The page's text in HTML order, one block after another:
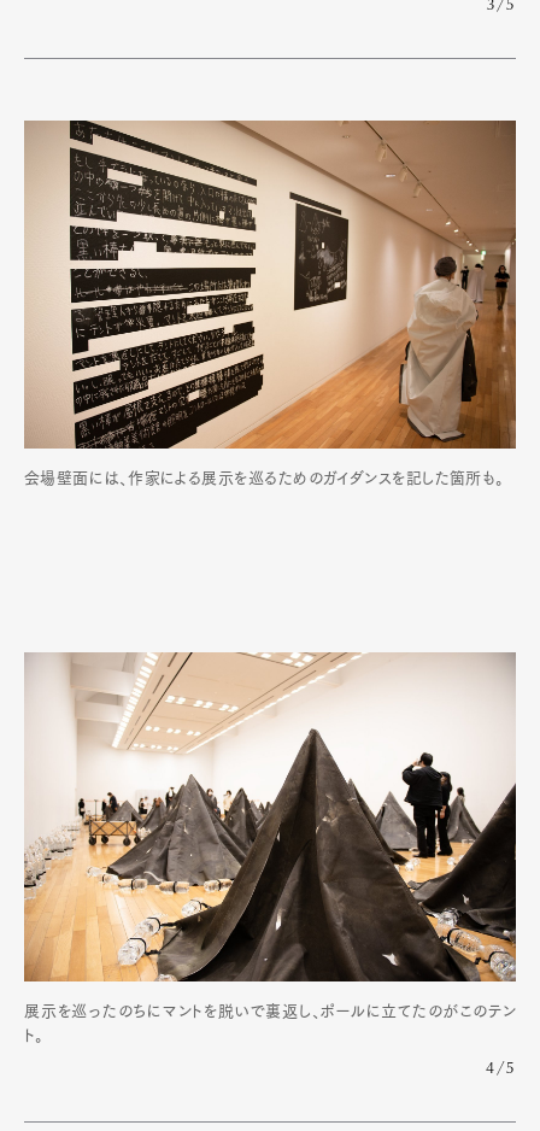
3/5
会場壁面には、作家による展示を巡るためのガイダンスを記した箇所も。
展示を巡ったのちにマントを脱いで裏返し、ポールに立てたのがこのテン
ト。
4/5